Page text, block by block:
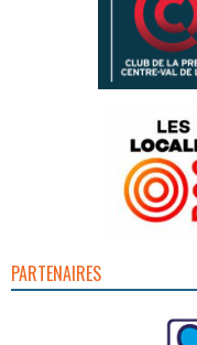
PARTENAIRES